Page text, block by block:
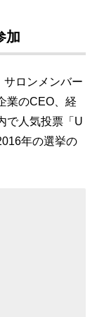
加
サロンメンバー
業のCEO、経
で人気投票「U
年の選挙の